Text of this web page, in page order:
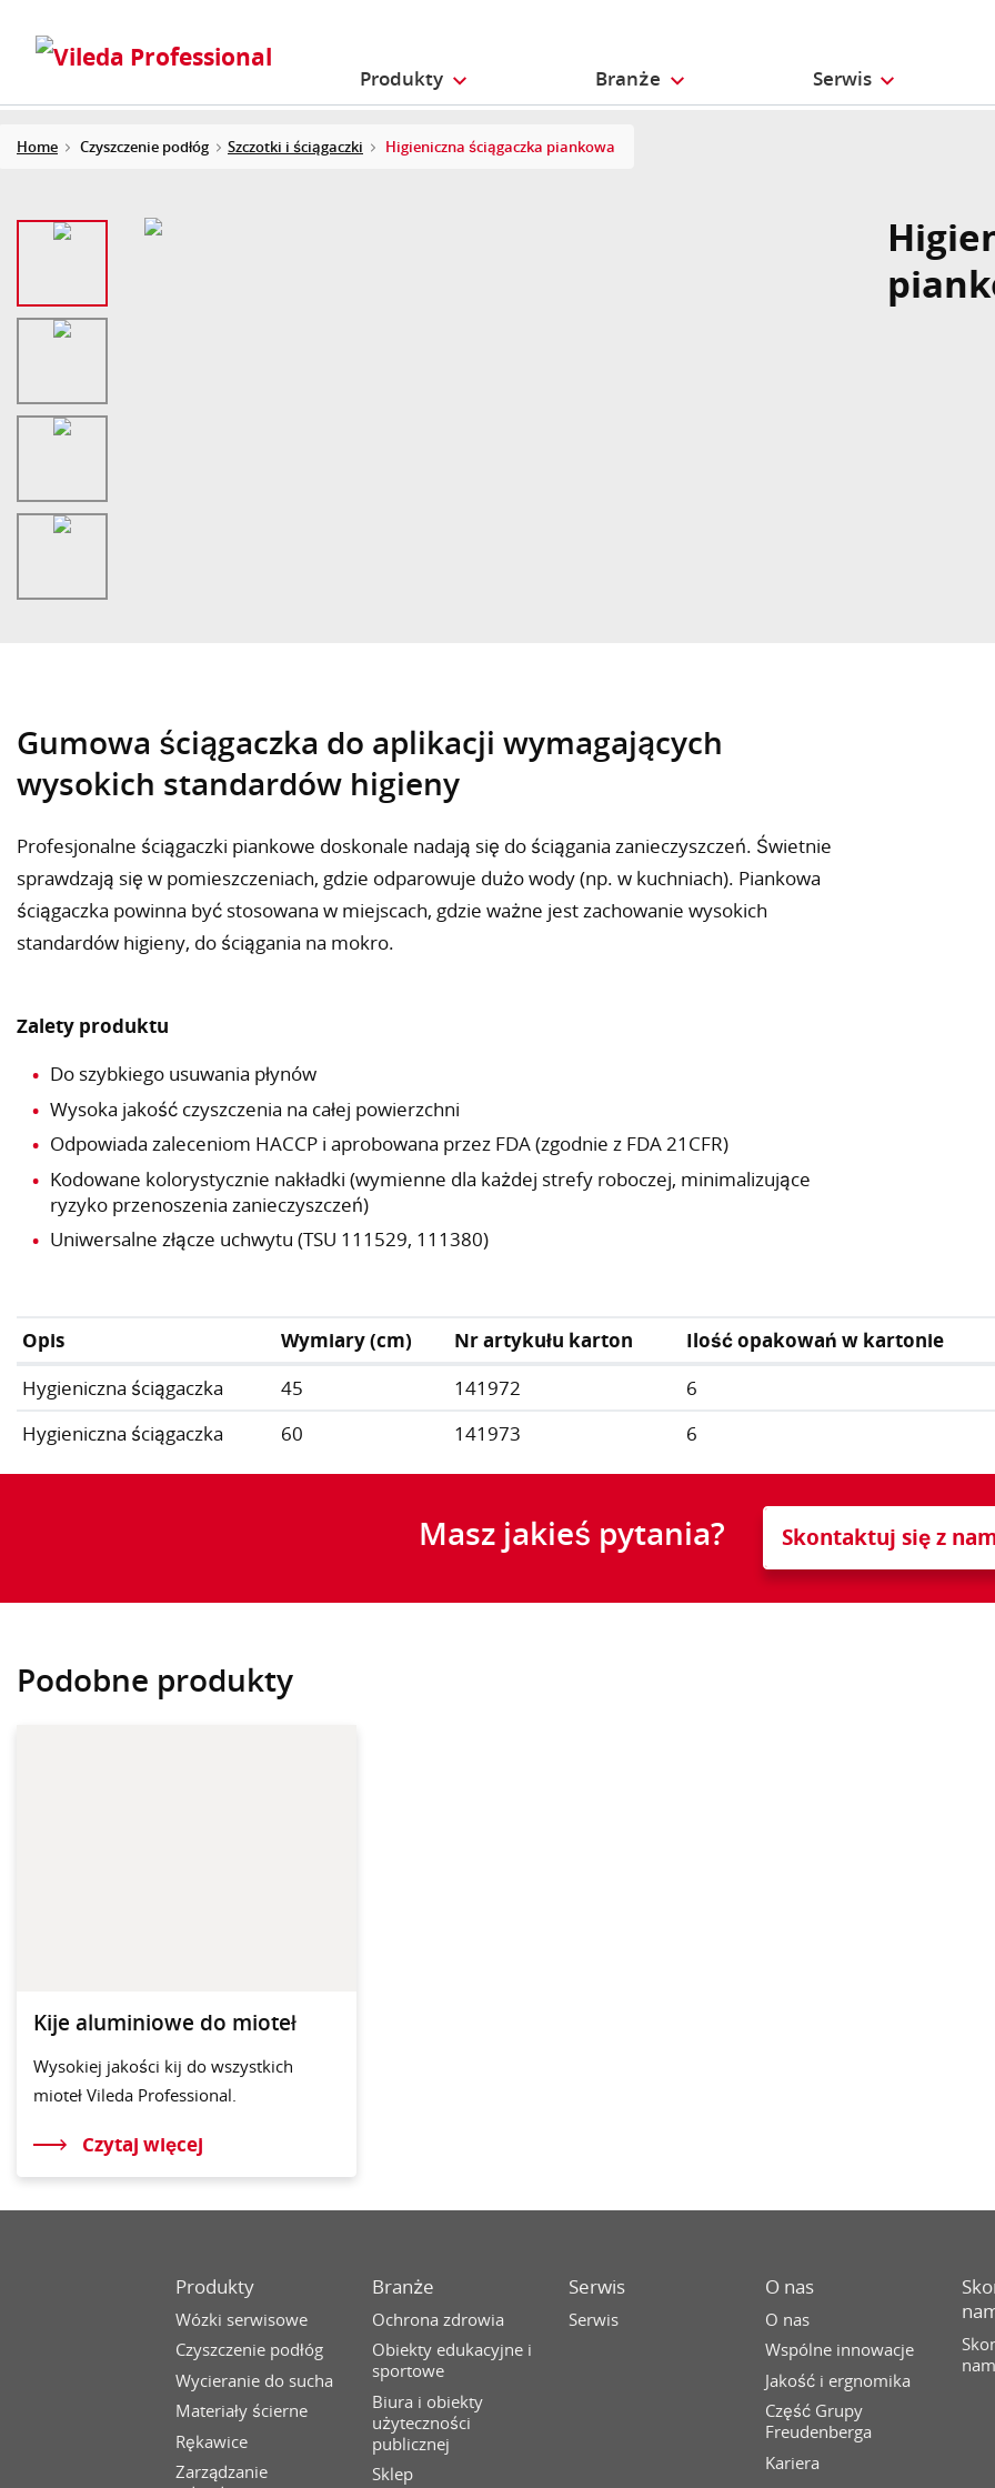
Produkty Branże Serwis
Home Czyszczenie podłóg Szczotki i ściągaczki Higieniczna ściągaczka piankowa
Gumowa ściągaczka do aplikacji wymagających
wysokich standardów higieny
Profesjonalne ściągaczki piankowe doskonale nadają się do ściągania zanieczyszczeń. Świetnie
sprawdzają się w pomieszczeniach, gdzie odparowuje dużo wody (np. w kuchniach). Piankowa
ściągaczka powinna być stosowana w miejscach, gdzie ważne jest zachowanie wysokich
standardów higieny, do ściągania na mokro.
Zalety produktu
Do szybkiego usuwania płynów
Wysoka jakość czyszczenia na całej powierzchni
Odpowiada zaleceniom HACCP i aprobowana przez FDA (zgodnie z FDA 21CFR)
Kodowane kolorystycznie nakładki (wymienne dla każdej strefy roboczej, minimalizujące
ryzyko przenoszenia zanieczyszczeń)
Uniwersalne złącze uchwytu (TSU 111529, 111380)
Opis Wymiary (cm) Nr artykułu karton
Ilość opakowań w kartonie
Hygieniczna ściągaczka
45 141972
6
Hygieniczna ściągaczka
60 141973 6
Masz jakieś pytania? Skontaktuj się z
Podobne produkty
Kije aluminiowe do mioteł
Wysokiej jakości kij do wszystkich
mioteł Vileda Professional.
Czytaj więcej
Produkty
Wózki serwisowe
Czyszczenie podłóg
Wycieranie do sucha
Materiały ścierne
Rękawice
Zarządzanie
Branże
Ochrona zdrowia
Obiekty edukacyjne i
sportowe
Biura i obiekty
użyteczności
publicznej
Sklep
Serwis
Serwis
O nas
O nas
Wspólne innowacje
Jakość i ergnomika
Część Grupy
Freudenberga
Kariera